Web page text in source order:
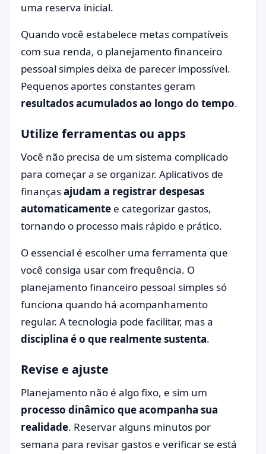
uma reserva inicial.
Quando você estabelece metas compatíveis
com sua renda, o planejamento financeiro
pessoal simples deixa de parecer impossível.
Pequenos aportes constantes geram
resultados acumulados ao longo do tempo.
Utilize ferramentas ou apps
Você não precisa de um sistema complicado
para começar a se organizar. Aplicativos de
finançasajudam a registrar despesas
automaticamente e categorizar gastos,
tornando o processo mais rápido e prático.
O essencial é escolher uma ferramenta que
você consiga usar com frequência. O
planejamento financeiro pessoal simples só
funciona quando há acompanhamento
regular. A tecnologia pode facilitar, mas a
disciplina é o que realmente sustenta.
Revise e ajuste
Planejamento não é algo fixo, e sim um
processo dinâmico que acompanha sua
realidade. Reservar alguns minutos por
semana para revisar gastos e verificar se está